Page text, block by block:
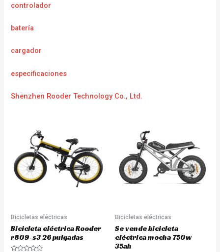
controlador
batería
cargador
especificaciones
Shenzhen Rooder Technology Co., Ltd.
Bicicletas eléctricas
Bicicleta eléctrica Rooder
r809-s3 26 pulgadas
Bicicletas eléctricas
Se vende bicicleta
eléctrica mocha 750w
35ah